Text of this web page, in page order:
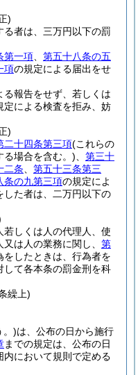
)
る者は、三万円以下の罰
第一項
第五十八条の五
項の規定による届出をせ
る報告をせず、若しくは
定による検査を拒み、妨
)
二十四条第三項(これらの
る場合を含む。)
第三十
二条
第五十三条第三
条の九第三項の規定によ
した者は、二万円以下の
しくは人の代理人、使
は人の業務に関し、 第
をしたときは、行為者を
て各本条の罰金刑を科
繰上)
。)は、公布の日から施行
までの規定は、公布の日
において規則で定める